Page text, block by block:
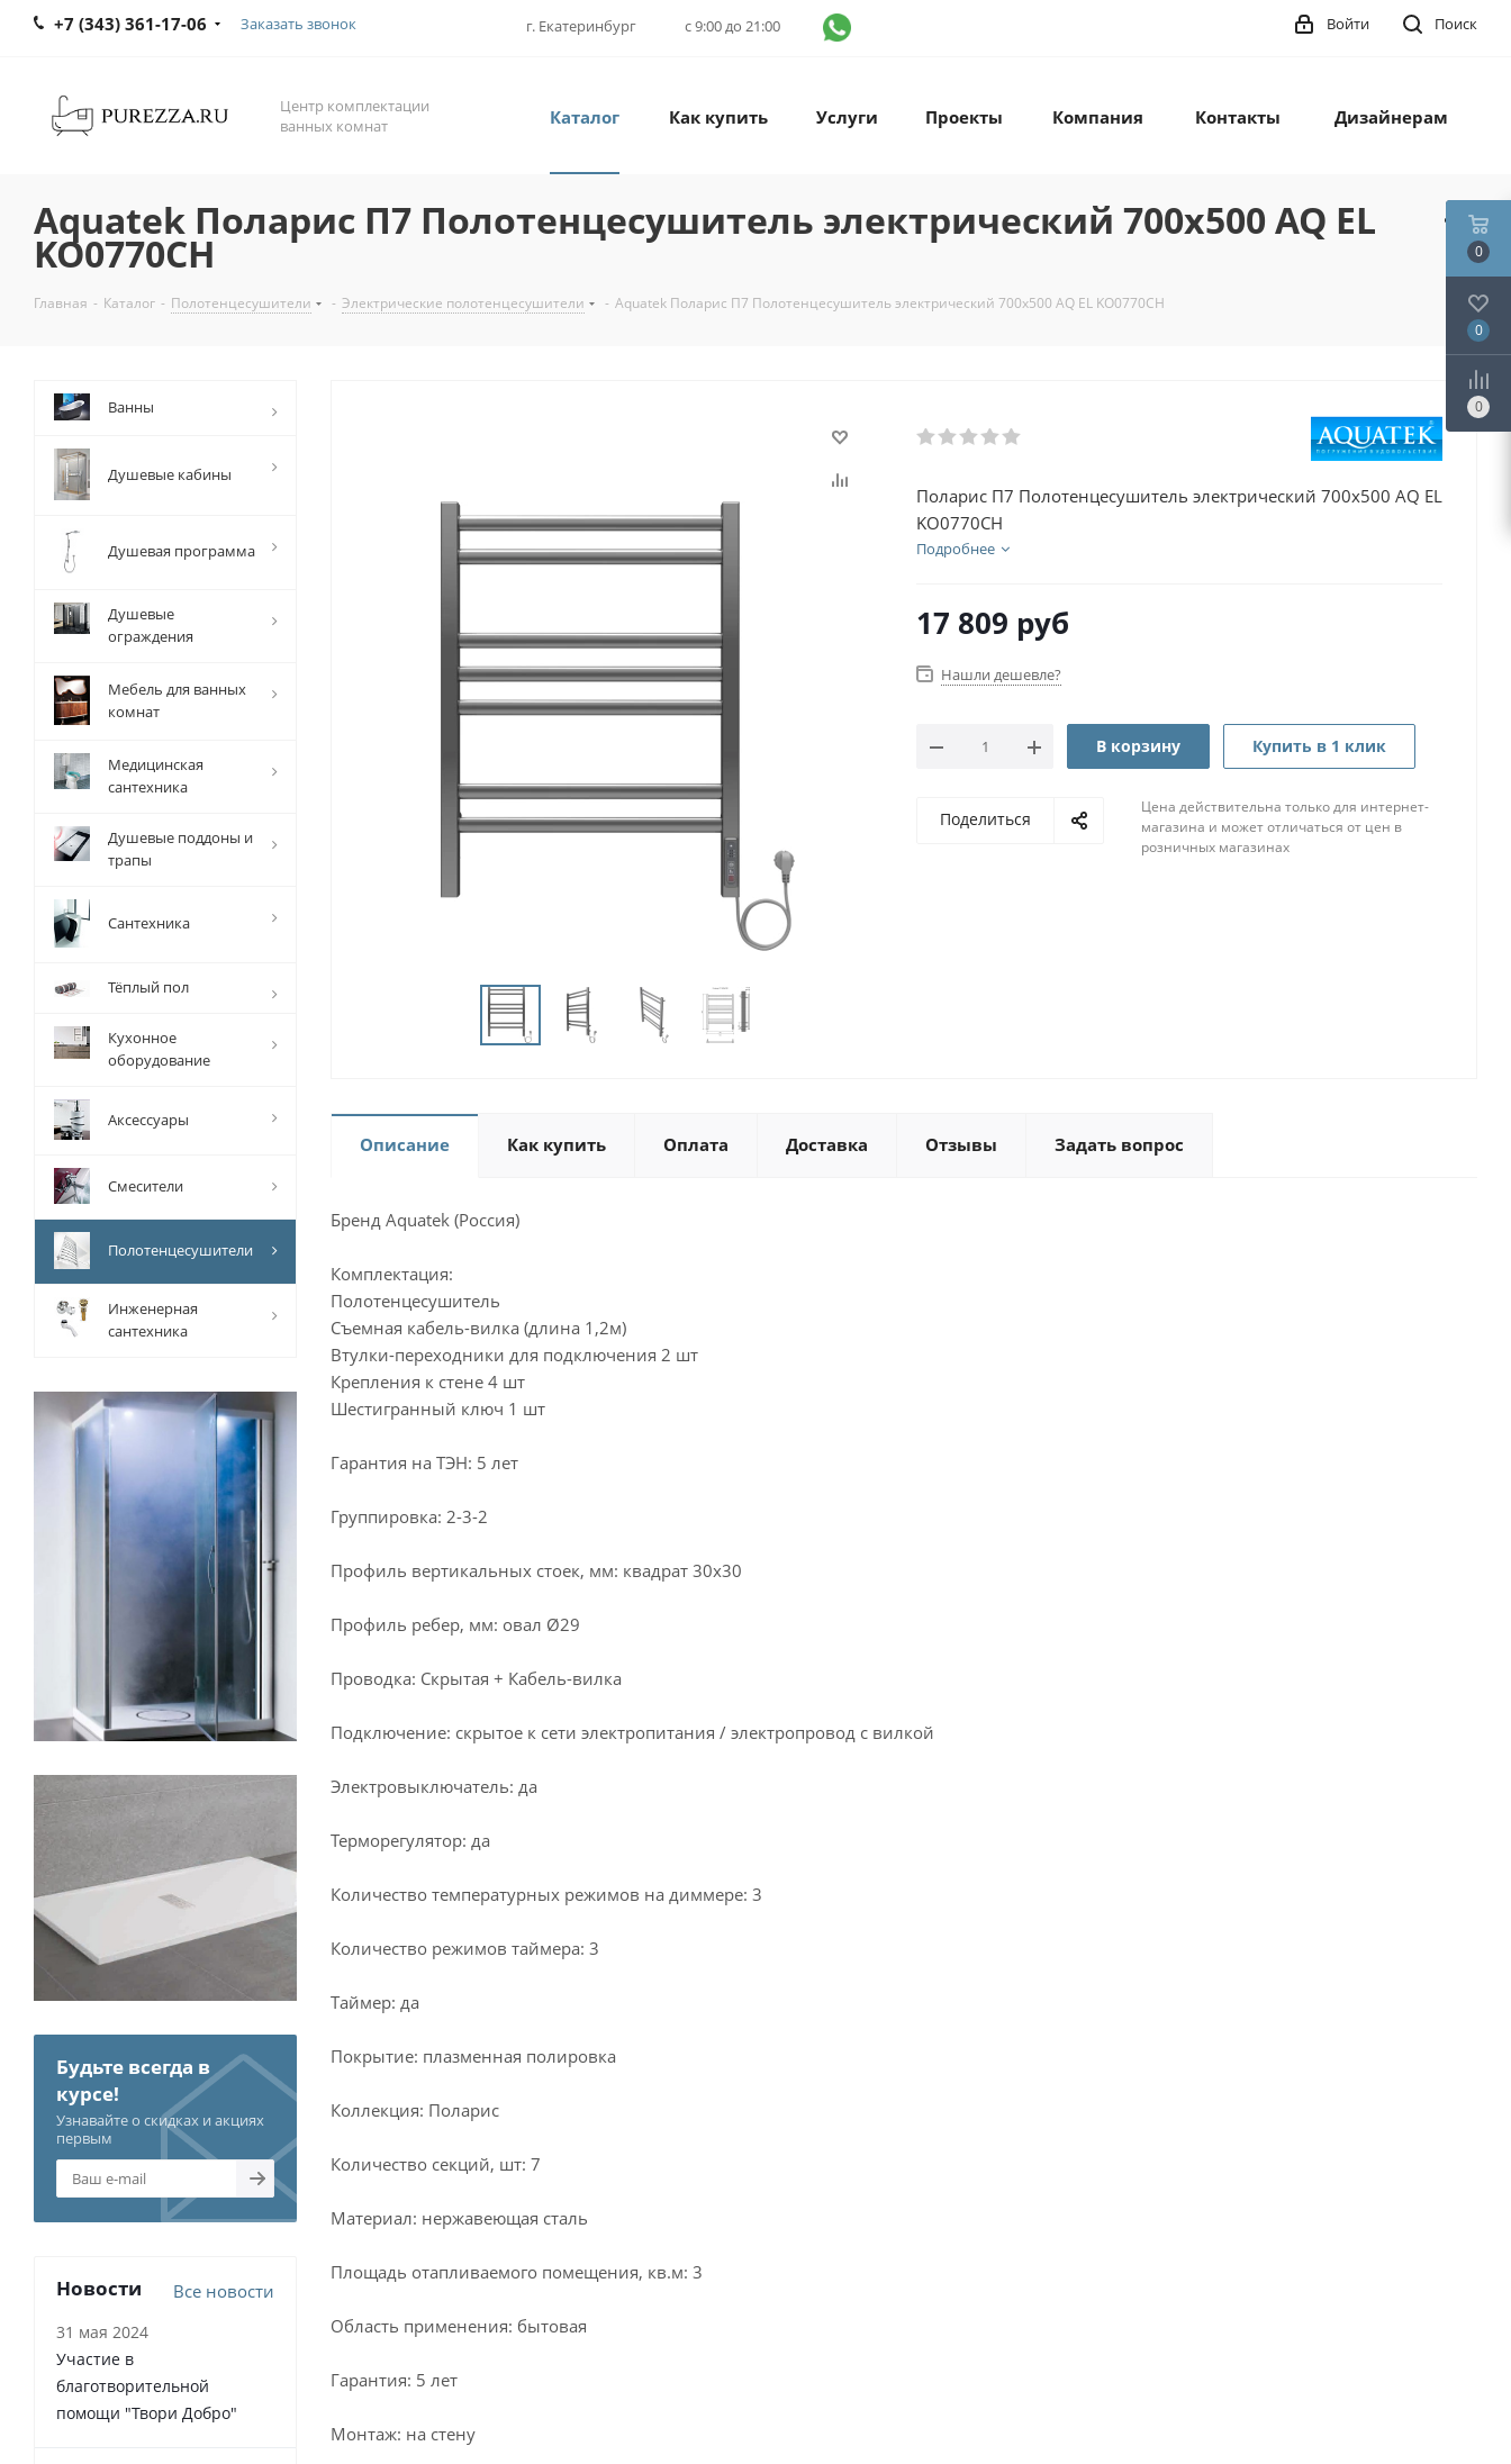
+7 (343) 361-17-06 Заказать звонок г. Екатеринбург с 9:00 до 21:00 Поиск
Войти
Центр комплектации
ванных комнат
Каталог Как купить Услуги Проекты Компания Контакты Дизайнерам
Aquatek Поларис П7 Полотенцесушитель электрический 700х500 AQ EL
KO0770CH
Главная - Каталог - Полотенцесушители - Электрические полотенцесушители - Aquatek Поларис П7 Полотенцесушитель электрический 700х500 AQ EL KO0770CH
Поларис П7 Полотенцесушитель электрический 700х500 AQ EL
KO0770CH
Подробнее
17 809 руб
Нашли дешевле?
В корзину Купить в 1 клик
Поделиться
Цена действительна только для интернет-
магазина и может отличаться от цен в
розничных магазинах
Описание Как купить Оплата Доставка Отзывы Задать вопрос
Бренд Aquatek (Россия)
Комплектация:
Полотенцесушитель
Съемная кабель-вилка (длина 1,2м)
Втулки-переходники для подключения 2 шт
Крепления к стене 4 шт
Шестигранный ключ 1 шт
Гарантия на ТЭН: 5 лет
Группировка: 2-3-2
Профиль вертикальных стоек, мм: квадрат 30х30
Профиль ребер, мм: овал Ø29
Проводка: Скрытая + Кабель-вилка
Подключение: скрытое к сети электропитания / электропровод с вилкой
Электровыключатель: да
Терморегулятор: да
Количество температурных режимов на диммере: 3
Количество режимов таймера: 3
Таймер: да
Покрытие: плазменная полировка
Коллекция: Поларис
Количество секций, шт: 7
Материал: нержавеющая сталь
Площадь отапливаемого помещения, кв.м: 3
Область применения: бытовая
Гарантия: 5 лет
Монтаж: на стену
Ванны
Душевые кабины
Душевая программа
Душевые
ограждения
Мебель для ванных
комнат
Медицинская
сантехника
Душевые поддоны и
трапы
Сантехника
Тёплый пол
Кухонное
оборудование
Аксессуары
Смесители
Полотенцесушители
Инженерная
сантехника
Будьте всегда в
курсе!
Узнавайте о скидках и акциях
первым
Новости Все новости
31 мая 2024
Участие в
благотворительной
помощи "Твори Добро"
0
0
0